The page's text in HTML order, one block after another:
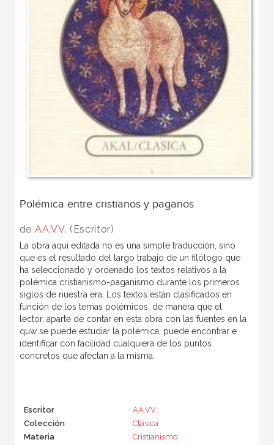
Polémica entre cristianos y paganos
de AA.VV. (Escritor)
La obra aquí editada no es una simple traducción, sino
que es el resultado del largo trabajo de un filólogo que
ha seleccionado y ordenado los textos relativos a la
polémica cristianismo-paganismo durante los primeros
siglos de nuestra era. Los textos están clasificados en
función de los temas polémicos, de manera que el
lector, aparte de contar en esta obra con las fuentes en la
quw se puede estudiar la polémica, puede encontrar e
identificar con facilidad cualquiera de los puntos
concretos que afectan a la misma.
Escritor
AA.VV.
Colección
Clásica
Materia
Cristianismo